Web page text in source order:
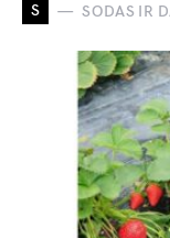
S SODAS IR